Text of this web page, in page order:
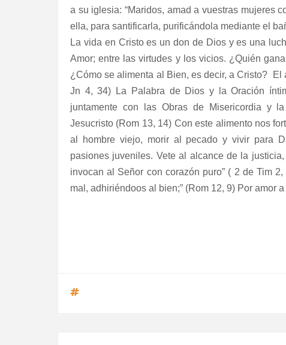
a su iglesia: “Maridos, amad a vuestras mujeres
ella, para santificarla, purificándola mediante el
La vida en Cristo es un don de Dios y es una
Amor; entre las virtudes y los vicios. ¿Quién
¿Cómo se alimenta al Bien, es decir, a Cristo?
El
Jn 4, 34) La Palabra de Dios y la Oración
juntamente con las Obras de Misericordia y
Jesucristo (Rom 13, 14) Con este alimento nos
al hombre viejo, morir al pecado y vivir para
pasiones juveniles. Vete al alcance de la
invocan al Señor con corazón puro” ( 2 de Tim
mal, adhiriéndoos al bien;” (Rom 12, 9) Por amor